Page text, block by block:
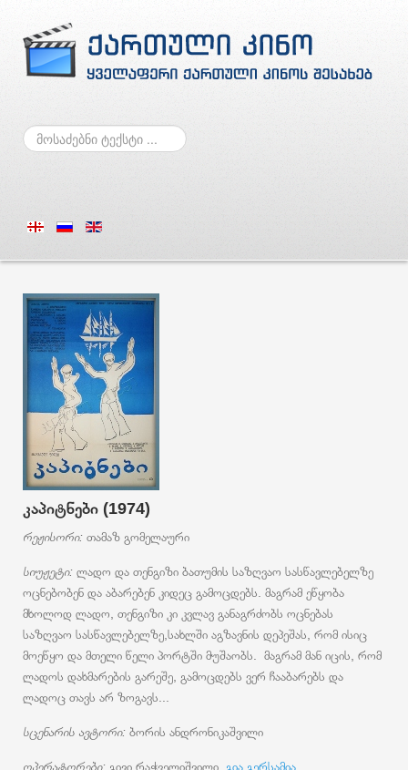
ძებნა
კაპიტნები (1974)
რეჟისორი: თამაზ გომელაური
სიუჟეტი: ლადო და თენგიზი ბათუმის საზღვაო სასწავლებელზე
ოცნებობენ და აბარებენ კიდეც გამოცდებს. მაგრამ ეწყობა
მხოლოდ ლადო, თენგიზი კი კვლავ განაგრძობს ოცნებას
საზღვაო სასწავლებელზე,სახლში აგზავნის დეპეშას, რომ ისიც
მოეწყო და მთელი წელი პორტში მუშაობს. მაგრამ მან იცის, რომ
ლადოს დახმარების გარეშე, გამოცდებს ვერ ჩააბარებს და
ლადოც თავს არ ზოგავს...
სცენარის ავტორი: ბორის ანდრონიკაშვილი
ოპერატორები: გივი რაჭველიშვილი, გია გერსამია